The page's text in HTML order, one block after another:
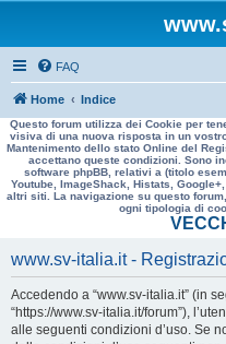
FAQ
Home Indice
Questo forum utilizza dei Cookie per
visiva di una nuova risposta in un
Mantenimento dello stato Online del
accettano queste condizioni. Sono
software phpBB, relativi a (titolo
Youtube, ImageShack, Histats,
altri siti. La navigazione su questo
ogni tipologia di
www.sv-italia.it -
Accedendo a “www.sv-italia.it” (in
“https://www.sv-italia.it/forum”),
alle seguenti condizioni d’uso. Se